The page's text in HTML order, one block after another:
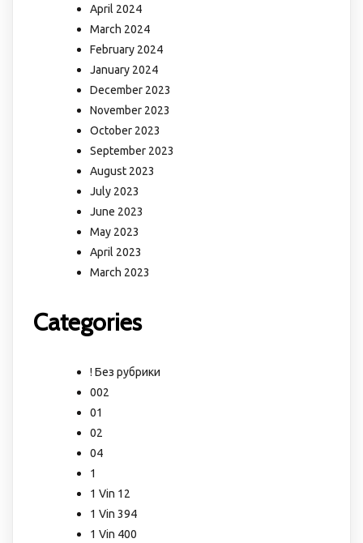
April 2024
March 2024
February 2024
January 2024
December 2023
November 2023
October 2023
September 2023
August 2023
July 2023
June 2023
May 2023
April 2023
March 2023
Categories
! Без рубрики
002
01
02
04
1
1 Vin 12
1 Vin 394
1 Vin 400